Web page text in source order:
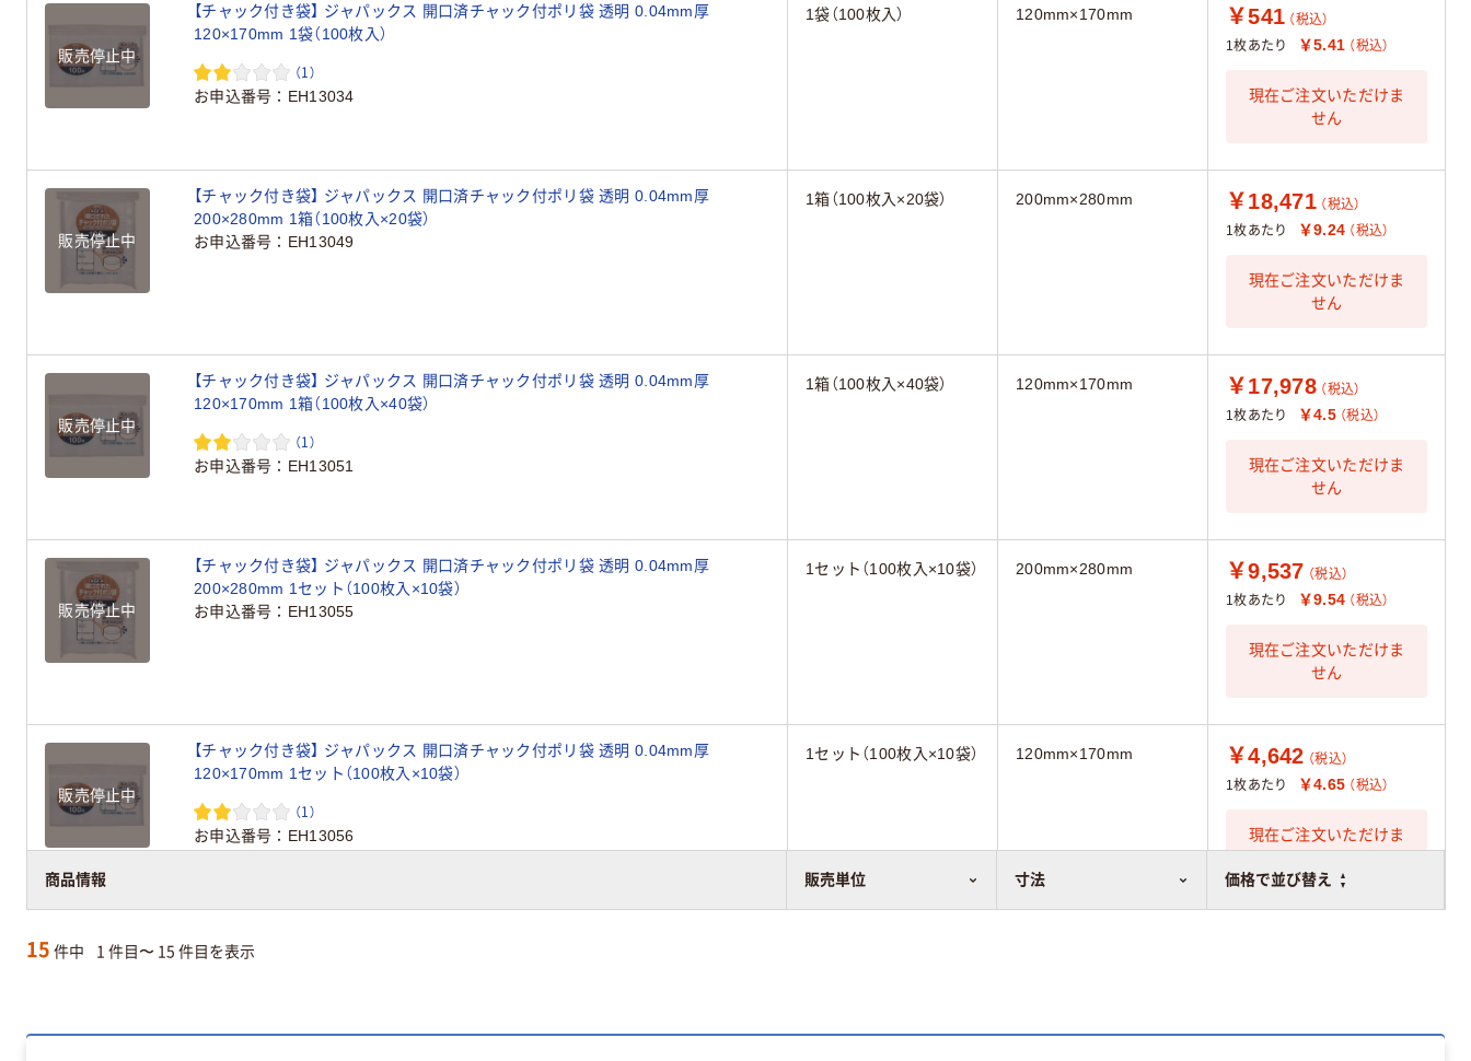
商品情報 販売単位 寸法 価格で並び替え
販売停止中
【チャック付き袋】 ジャパックス 開口済チャック付ポリ袋 透明 0.04mm厚
120×170mm 1袋（100枚入）
（1）
お申込番号 EH13034
1袋（100枚入） 120mm×170mm ￥541 （税込）
1枚あたり
￥5.41 （税込）
現在ご注文いただけま
せん
販売停止中
【チャック付き袋】 ジャパックス 開口済チャック付ポリ袋 透明 0.04mm厚
200×280mm 1箱（100枚入×20袋）
お申込番号
EH13049
1箱（100枚入×20袋） 200mm×280mm ￥18,471 （税込）
1枚あたり
￥9.24 （税込）
現在ご注文いただけま
せん
販売停止中
【チャック付き袋】 ジャパックス 開口済チャック付ポリ袋 透明 0.04mm厚
120×170mm 1箱（100枚入×40袋）
（1）
お申込番号 EH13051
1箱（100枚入×40袋） 120mm×170mm ￥17,978 （税込）
1枚あたり
￥4.5 （税込）
現在ご注文いただけま
せん
販売停止中
【チャック付き袋】 ジャパックス 開口済チャック付ポリ袋 透明 0.04mm厚
200×280mm 1セット（100枚入×10袋）
お申込番号
EH13055
1セット（100枚入×10袋） 200mm×280mm ￥9,537 （税込）
1枚あたり
￥9.54 （税込）
現在ご注文いただけま
せん
販売停止中
【チャック付き袋】 ジャパックス 開口済チャック付ポリ袋 透明 0.04mm厚
120×170mm 1セット（100枚入×10袋）
（1）
お申込番号 EH13056
1セット（100枚入×10袋） 120mm×170mm ￥4,642 （税込）
1枚あたり
￥4.65 （税込）
現在ご注文いただけま
15 件中 1 件目〜 15 件目を表示